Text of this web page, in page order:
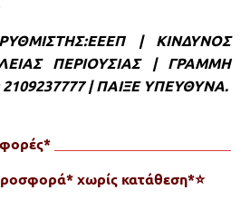
| ΚΙΝΔΥΝΟΣ
ΠΕΡΙΟΥΣΙΑΣ | ΓΡΑΜΜΗ
| ΠΑΙΞΕ ΥΠΕΥΘΥΝΑ.
χωρίς κατάθεση*⭐